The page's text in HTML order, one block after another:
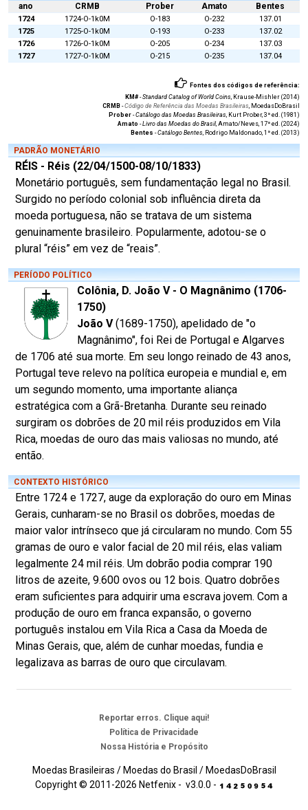
ano CRMB Prober Amato Bentes
1724 1724-O-1k0M O-183 O-232
137.01
1725
1725-O-1k0M O-193 O-233
137.02
1726
1726-O-1k0M O-205 O-234
137.03
1727
1727-O-1k0M O-215 O-235 137.04
Fontes dos códigos de referência:
KM#-Standard Catalog of World Coins, Krause-Mishler (2014)
CRMB -Código de Referência das Moedas Brasileiras, MoedasDoBrasil
Prober -Catálogo das Moedas Brasileiras, Kurt Prober, 3ª ed. (1981)
Amato -Livro das Moedas do Brasil, Amato/Neves, 17ª ed. (2024)
Bentes -Catálogo Bentes, Rodrigo Maldonado, 1ª ed. (2013)
PADRÃO MONETÁRIO
RÉIS - Réis (22/04/1500-08/10/1833)
Monetário português, sem fundamentação legal no Brasil.
Surgido no período colonial sob influência direta da
moeda portuguesa, não se tratava de um sistema
genuinamente brasileiro. Popularmente, adotou-se o
plural “réis” em vez de “reais”.
PERÍODO POLÍTICO
Colônia, D. João V - O Magnânimo (1706-
1750)
João V(1689-1750), apelidado de "o
Magnânimo", foi Rei de Portugal e Algarves
de 1706 até sua morte. Em seu longo reinado de 43 anos,
Portugal teve relevo na política europeia e mundial e, em
um segundo momento, uma importante aliança
estratégica com a Grã-Bretanha. Durante seu reinado
surgiram os dobrões de 20 mil réis produzidos em Vila
Rica, moedas de ouro das mais valiosas no mundo, até
então.
CONTEXTO HISTÓRICO
Entre 1724 e 1727, auge da exploração do ouro em Minas
Gerais, cunharam-se no Brasil os dobrões, moedas de
maior valor intrínseco que já circularam no mundo. Com 55
gramas de ouro e valor facial de 20 mil réis, elas valiam
legalmente 24 mil réis. Um dobrão podia comprar 190
litros de azeite, 9.600 ovos ou 12 bois. Quatro dobrões
eram suficientes para adquirir uma escrava jovem. Com a
produção de ouro em franca expansão, o governo
português instalou em Vila Rica a Casa da Moeda de
Minas Gerais, que, além de cunhar moedas, fundia e
legalizava as barras de ouro que circulavam.
Reportar erros. Clique aqui!
Política de Privacidade
Nossa História e Propósito
Moedas Brasileiras / Moedas do Brasil / MoedasDoBrasil
Copyright © 2011-2026 Netfenix - v3.0.0 -